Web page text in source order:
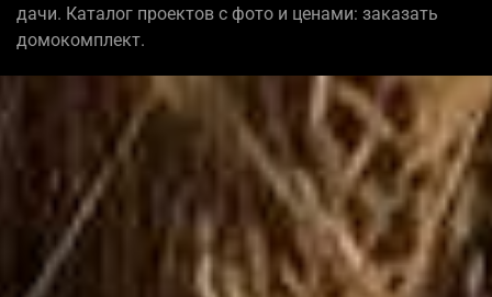
дачи. Каталог проектов с фото и ценами: заказать
домокомплект.